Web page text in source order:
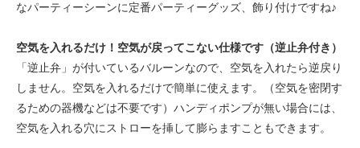
なパーティーシーンに定番パーティーグッズ、飾り付けですね♪
空気を入れるだけ！空気が戻ってこない仕様です（逆止弁付き）
「逆止弁」が付いているバルーンなので、空気を入れたら逆戻り
しません。空気を入れるだけで簡単に使えます。（空気を密閉す
るための器機などは不要です）ハンディポンプが無い場合には、
空気を入れる穴にストローを挿して膨らますこともできます。